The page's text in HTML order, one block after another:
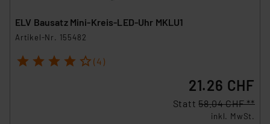
ELV Bausatz Mini-Kreis-LED-Uhr MKLU1
Artikel-Nr. 155482
1 2 3 4 5 (4)
21.26 CHF
Statt58.04 CHF **
inkl. MwSt.